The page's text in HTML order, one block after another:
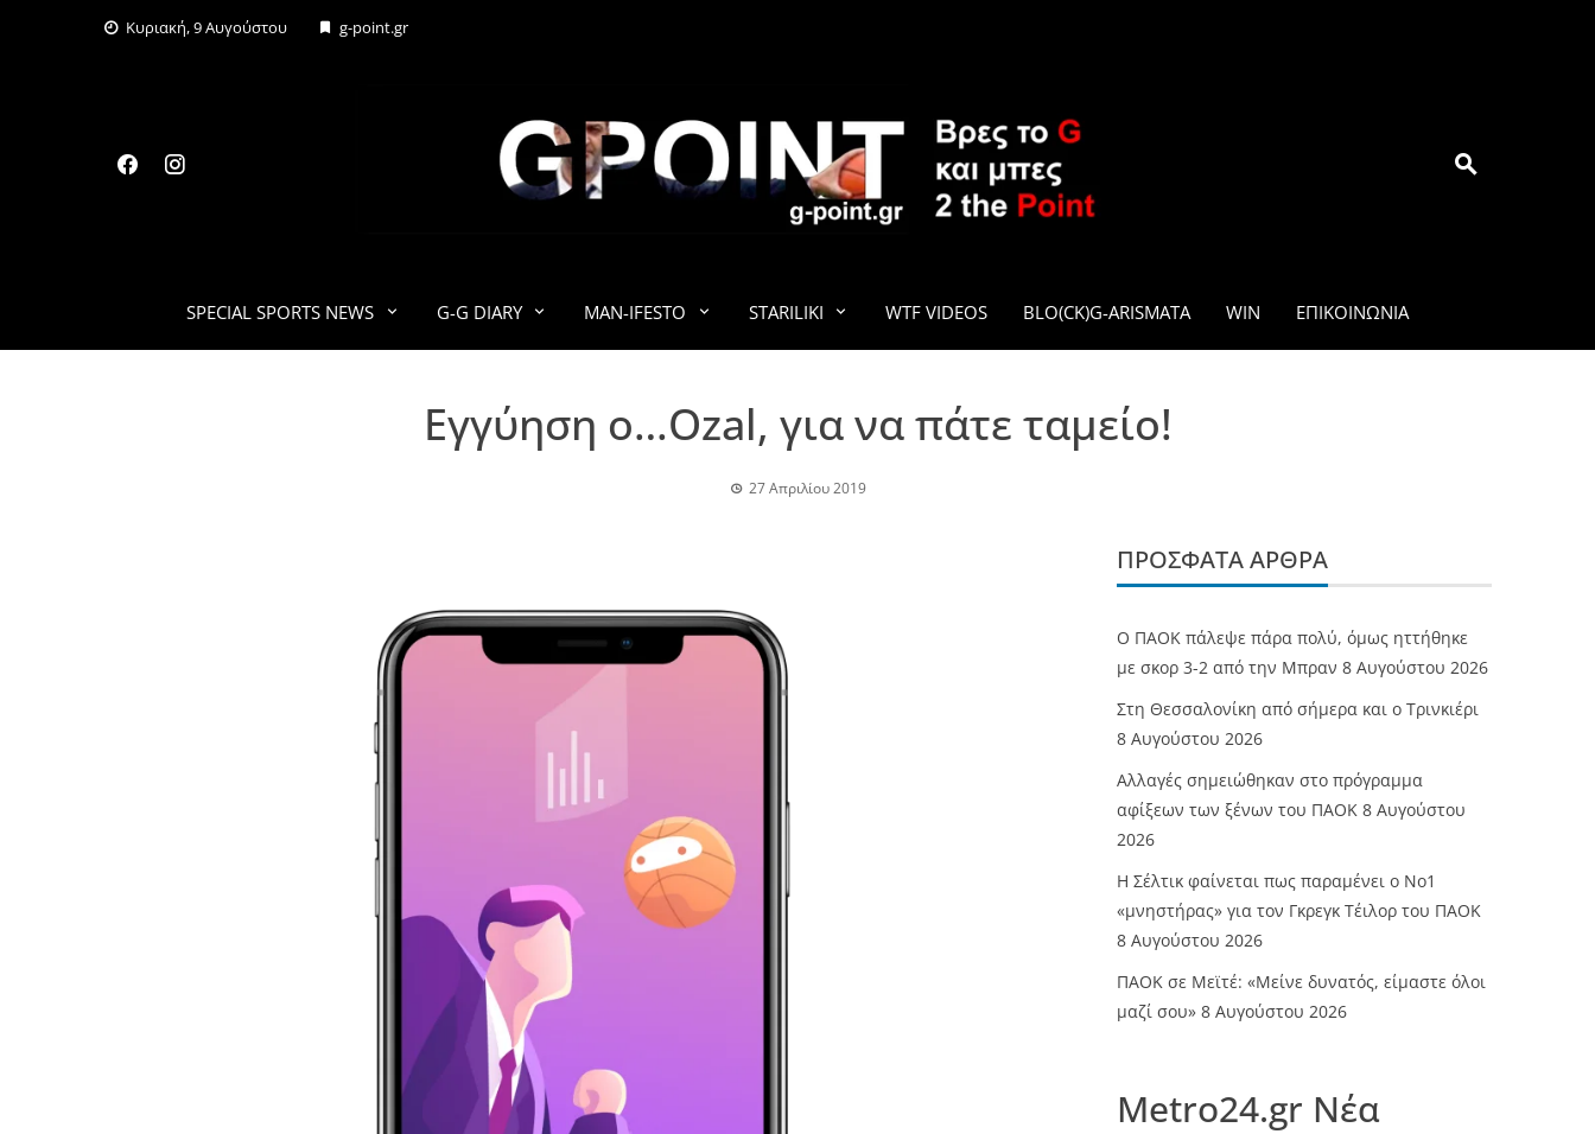
Κυριακή, 9 Αυγούστου g-point.gr
G-POINT.GR
SPECIAL SPORTS NEWS G-G DIARY MAN-IFESTO STARILIKI WTF VIDEOS BLO(CK)G-ARISMATA WIN ΕΠΙΚΟΙΝΩΝΊΑ
Εγγύηση ο…Ozal, για να πάτε ταμείο!
27 Απριλίου 2019
ΠΡΌΣΦΑΤΑ ΆΡΘΡΑ
Ο ΠΑΟΚ πάλεψε πάρα πολύ, όμως ηττήθηκε
με σκορ 3-2 από την Μπραν 8 Αυγούστου 2026
Στη Θεσσαλονίκη από σήμερα και ο Τρινκιέρι
8 Αυγούστου 2026
Αλλαγές σημειώθηκαν στο πρόγραμμα
αφίξεων των ξένων του ΠΑΟΚ 8 Αυγούστου
2026
Η Σέλτικ φαίνεται πως παραμένει ο Νο1
«μνηστήρας» για τον Γκρεγκ Τέιλορ του ΠΑΟΚ
8 Αυγούστου 2026
ΠΑΟΚ σε Μεϊτέ: «Μείνε δυνατός, είμαστε όλοι
μαζί σου» 8 Αυγούστου 2026
Metro24.gr Νέα